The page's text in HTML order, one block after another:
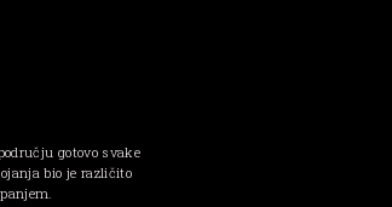
gotovo svake
bio je različito